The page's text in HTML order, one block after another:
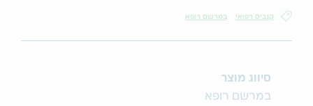
קנביס רפואי במרשם רופא
סיווג מוצר
במרשם רופא